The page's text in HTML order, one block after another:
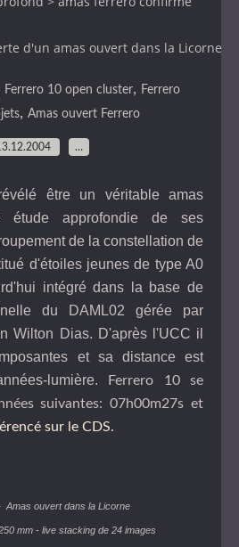
d'un amas ouvert dans la Licorne
Ferrero 10 open cluster, Ferrero
, Amas ouvert Ferrero
…
être un véritable amas
étude approfondie de ses
de la constellation de
d'étoiles jeunes de type A0
intégré dans la base de
du DAML02 gérée par
Wilton Dias. D'après l'UCC il
et sa distance est
lumière.
Ferrero 10 se
suivantes: 07h00m27s et
sur le CDS.
Amas ouvert dans la Licorne
mm - live stacking de 24 images